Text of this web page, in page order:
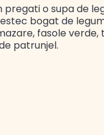
o supa de
bogat de
fasole verde,
patrunjel.